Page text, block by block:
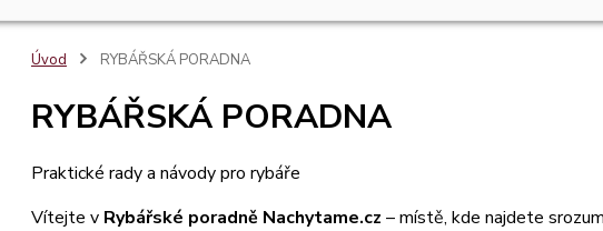
Úvod RYBÁŘSKÁ PORADNA
RYBÁŘSKÁ PORADNA
Praktické rady a návody pro rybáře
Vítejte v Rybářské poradně Nachytame.cz – místě, kde najdete